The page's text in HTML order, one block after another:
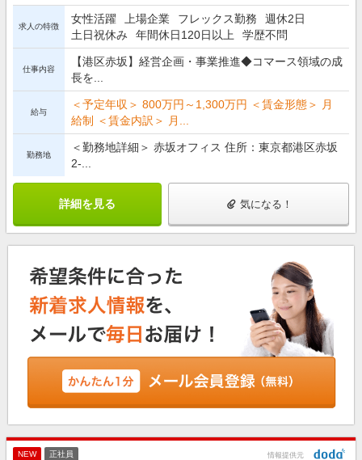
求人の特徴
女性活躍 上場企業 フレックス勤務
週休2日
土日祝休み
年間休日120日以上 学歴不問
仕事内容
【港区赤坂】経営企画・事業推進◆コマース領域の成
長を...
給与
＜予定年収＞ 800万円～1,300万円 ＜賃金形態＞ 月
給制 ＜賃金内訳＞ 月...
勤務地
＜勤務地詳細＞ 赤坂オフィス 住所：東京都港区赤坂
2-...
詳細を見る 気になる！
NEW 正社員 情報提供元